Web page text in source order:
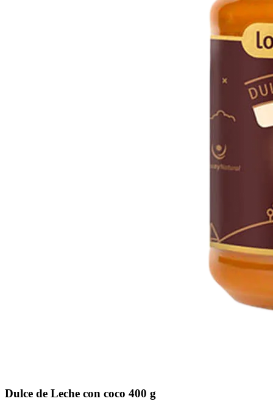
Dulce de Leche con coco 400 g